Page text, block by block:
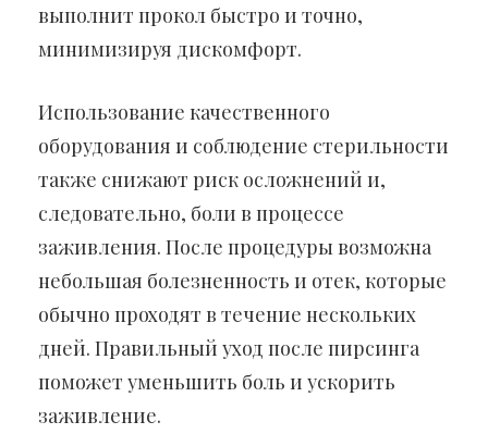
выполнит прокол быстро и точно,
минимизируя дискомфорт.
Использование качественного
оборудования и соблюдение стерильности
также снижают риск осложнений и,
следовательно, боли в процессе
заживления. После процедуры возможна
небольшая болезненность и отек, которые
обычно проходят в течение нескольких
дней. Правильный уход после пирсинга
поможет уменьшить боль и ускорить
заживление.